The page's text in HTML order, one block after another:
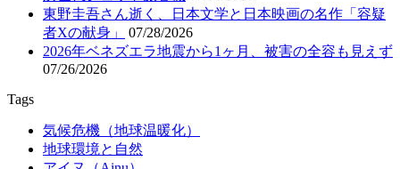
東野圭吾さん逝く、日本文学と日本映画の名作「容疑
者Xの献身」
07/28/2026
2026年ベネズエラ地震から1ヶ月、被害の全容も見えず
07/26/2026
Tags
気候危機（地球温暖化）
地球環境と自然